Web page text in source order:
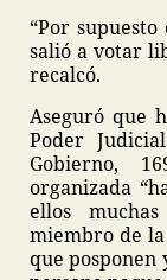
“Por
salió a votar
recalcó.
Aseguró que
Poder
Gobierno,
organizada
ellos
miembro de
que posponen